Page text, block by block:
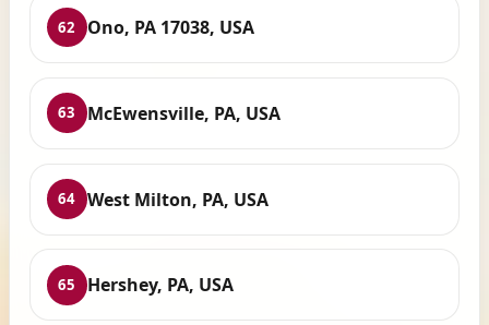
62 Ono, PA 17038, USA
63 McEwensville, PA, USA
64 West Milton, PA, USA
65 Hershey, PA, USA